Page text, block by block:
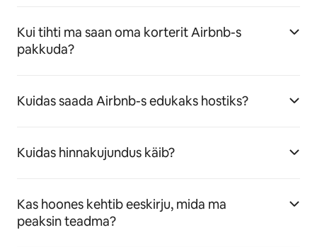
Kui tihti ma saan oma korterit Airbnb-s
pakkuda?
Kuidas saada Airbnb-s edukaks hostiks?
Kuidas hinnakujundus käib?
Kas hoones kehtib eeskirju, mida ma
peaksin teadma?